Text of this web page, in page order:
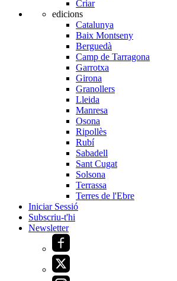
Criar
edicions
Catalunya
Baix Montseny
Berguedà
Camp de Tarragona
Garrotxa
Girona
Granollers
Lleida
Manresa
Osona
Ripollès
Rubí
Sabadell
Sant Cugat
Solsona
Terrassa
Terres de l'Ebre
Iniciar Sessió
Subscriu-t'hi
Newsletter